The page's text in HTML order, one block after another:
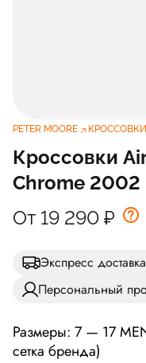
PETER MOORE КРОССОВКИ
Кроссовки
Chrome 2002
От 19 290 ₽
Экспресс
Персональный
Размеры: 7 — 17
сетка бренда)